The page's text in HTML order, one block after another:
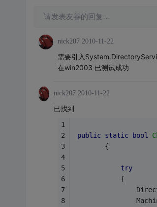
请发表友善的回复…
nick207 2010-11-22
需要引入
在win2003 已测试成功
nick207 2010-11-22
已找到
public static bool
        {
try
            {